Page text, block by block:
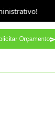
A
Orçamento